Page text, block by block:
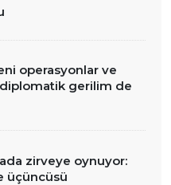
operasyonlar ve
diplomatik gerilim de
zirveye oynuyor:
üçüncüsü